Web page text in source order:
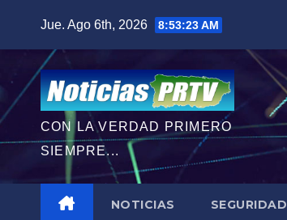
contenido
Jue. Ago 6th, 2026 8:53:24 AM
CON LA VERDAD PRIMERO
SIEMPRE...
NOTICIAS SEGURIDAD